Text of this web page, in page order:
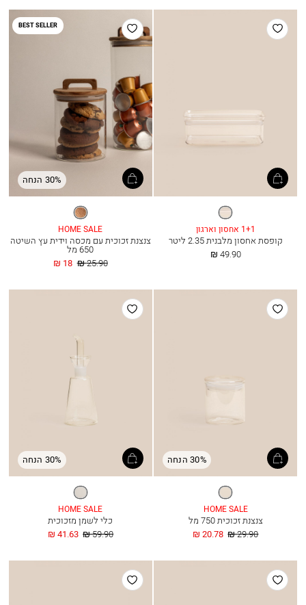
הוסף
למועדפים
שקוף
1+1 אחסון וארגון
קופסת אחסון מלבנית 2.35 ליטר
החל
49.90 ₪
BEST SELLER הוסף
למועדפים
30% הנחה
שקוף
HOME SALE
צנצנת זכוכית עם מכסה וידית עץ השיטה
650 מל
החל
18 ₪ מחיר
25.90 ₪
הוסף
למועדפים
30% הנחה
שקוף
HOME SALE
צנצנת זכוכית 750 מל
החל
20.78 ₪ מחיר
29.90 ₪
הוסף
למועדפים
30% הנחה
שקוף
HOME SALE
כלי לשמן מזכוכית
החל
41.63 ₪ מחיר
59.90 ₪
הוסף
למועדפים
הוסף
למועדפים